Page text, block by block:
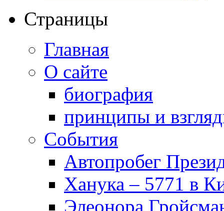
Страницы
Главная
О сайте
биография
принципы и
События
Автопробег
Ханука – 5771 в
Элеонора